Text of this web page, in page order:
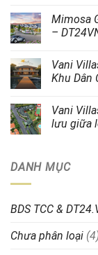
Mimosa
–
Vani
Khu Dân
Vani
lưu giữa
DANH MỤC
BDS TCC &
Chưa phân loại